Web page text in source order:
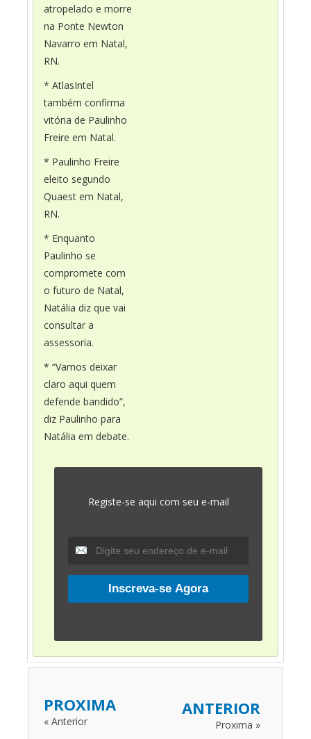
atropelado e morre
na Ponte Newton
Navarro em Natal,
RN.
* AtlasIntel
também confirma
vitória de Paulinho
Freire em Natal.
* Paulinho Freire
eleito segundo
Quaest em Natal,
RN.
* Enquanto
Paulinho se
compromete com
o futuro de Natal,
Natália diz que vai
consultar a
assessoria.
* “Vamos deixar
claro aqui quem
defende bandido”,
diz Paulinho para
Natália em debate.
Registe-se aqui com seu e-mail
PROXIMA
« Anterior
ANTERIOR
Proxima »